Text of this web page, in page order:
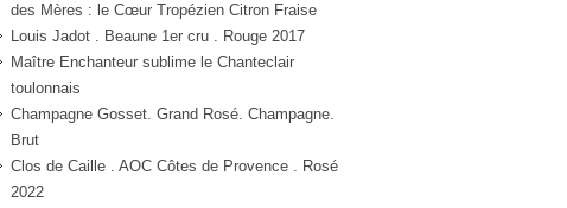
des Mères : le Cœur Tropézien Citron Fraise
Louis Jadot . Beaune 1er cru . Rouge 2017
Maître Enchanteur sublime le Chanteclair
toulonnais
Champagne Gosset. Grand Rosé. Champagne.
Brut
Clos de Caille . AOC Côtes de Provence . Rosé
2022